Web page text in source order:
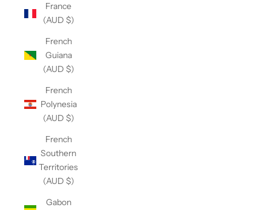
France
(AUD $)
French
Guiana
(AUD $)
French
Polynesia
(AUD $)
French
Southern
Territories
(AUD $)
Gabon